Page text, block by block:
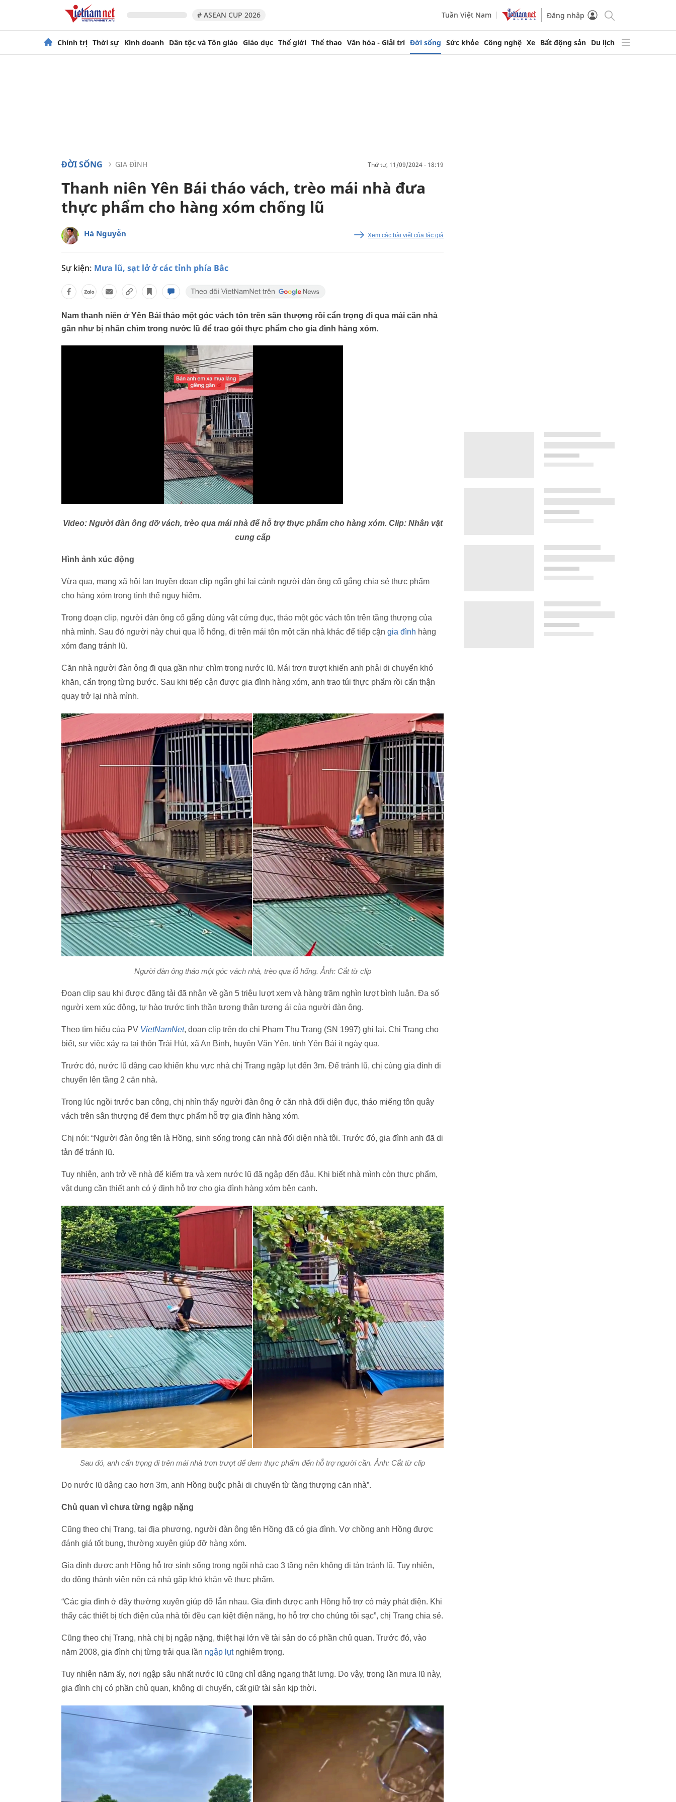
# ASEAN CUP 2026 Tuần Việt Nam Đăng nhập
Chính trị Thời sự Kinh doanh Dân tộc và Tôn giáo Giáo dục Thế giới Thể thao Văn hóa - Giải trí Đời sống Sức khỏe Công nghệ Xe Bất động sản Du lịch
ĐỜI SỐNG GIA ĐÌNH thứ tư, 11/09/2024 - 18:19
Thanh niên Yên Bái tháo vách, trèo mái nhà đưa
thực phẩm cho hàng xóm chống lũ
Hà Nguyễn Xem các bài viết của tác giả
Sự kiện: Mưa lũ, sạt lở ở các tỉnh phía Bắc
Nam thanh niên ở Yên Bái tháo một góc vách tôn trên sân thượng rồi cẩn trọng đi qua mái căn nhà
gần như bị nhấn chìm trong nước lũ để trao gói thực phẩm cho gia đình hàng xóm.
Video: Người đàn ông dỡ vách, trèo qua mái nhà để hỗ trợ thực phẩm cho hàng xóm. Clip: Nhân vật
cung cấp
Hình ảnh xúc động
Vừa qua, mạng xã hội lan truyền đoạn clip ngắn ghi lại cảnh người đàn ông cố gắng chia sẻ thực phẩm
cho hàng xóm trong tình thế nguy hiểm.
Trong đoạn clip, người đàn ông cố gắng dùng vật cứng đục, tháo một góc vách tôn trên tầng thượng của
nhà mình. Sau đó người này chui qua lỗ hổng, đi trên mái tôn một căn nhà khác để tiếp cận gia đình hàng
xóm đang tránh lũ.
Căn nhà người đàn ông đi qua gần như chìm trong nước lũ. Mái trơn trượt khiến anh phải di chuyển khó
khăn, cẩn trọng từng bước. Sau khi tiếp cận được gia đình hàng xóm, anh trao túi thực phẩm rồi cẩn thận
quay trở lại nhà mình.
Người đàn ông tháo một góc vách nhà, trèo qua lỗ hổng. Ảnh: Cắt từ clip
Đoạn clip sau khi được đăng tải đã nhận về gần 5 triệu lượt xem và hàng trăm nghìn lượt bình luận. Đa số
người xem xúc động, tự hào trước tinh thần tương thân tương ái của người đàn ông.
Theo tìm hiểu của PV VietNamNet, đoạn clip trên do chị Phạm Thu Trang (SN 1997) ghi lại. Chị Trang cho
biết, sự việc xảy ra tại thôn Trái Hút, xã An Bình, huyện Văn Yên, tỉnh Yên Bái ít ngày qua.
Trước đó, nước lũ dâng cao khiến khu vực nhà chị Trang ngập lụt đến 3m. Để tránh lũ, chị cùng gia đình di
chuyển lên tầng 2 căn nhà.
Trong lúc ngồi trước ban công, chị nhìn thấy người đàn ông ở căn nhà đối diện đục, tháo miếng tôn quây
vách trên sân thượng để đem thực phẩm hỗ trợ gia đình hàng xóm.
Chị nói: “Người đàn ông tên là Hồng, sinh sống trong căn nhà đối diện nhà tôi. Trước đó, gia đình anh đã di
tản để tránh lũ.
Tuy nhiên, anh trở về nhà để kiểm tra và xem nước lũ đã ngập đến đâu. Khi biết nhà mình còn thực phẩm,
vật dụng cần thiết anh có ý định hỗ trợ cho gia đình hàng xóm bên cạnh.
Sau đó, anh cẩn trọng đi trên mái nhà trơn trượt để đem thực phẩm đến hỗ trợ người cần. Ảnh: Cắt từ clip
Do nước lũ dâng cao hơn 3m, anh Hồng buộc phải di chuyển từ tầng thượng căn nhà”.
Chủ quan vì chưa từng ngập nặng
Cũng theo chị Trang, tại địa phương, người đàn ông tên Hồng đã có gia đình. Vợ chồng anh Hồng được
đánh giá tốt bụng, thường xuyên giúp đỡ hàng xóm.
Gia đình được anh Hồng hỗ trợ sinh sống trong ngôi nhà cao 3 tầng nên không di tản tránh lũ. Tuy nhiên,
do đông thành viên nên cả nhà gặp khó khăn về thực phẩm.
“Các gia đình ở đây thường xuyên giúp đỡ lẫn nhau. Gia đình được anh Hồng hỗ trợ có máy phát điện. Khi
thấy các thiết bị tích điện của nhà tôi đều cạn kiệt điện năng, họ hỗ trợ cho chúng tôi sạc”, chị Trang chia sẻ.
Cũng theo chị Trang, nhà chị bị ngập nặng, thiệt hại lớn về tài sản do có phần chủ quan. Trước đó, vào
năm 2008, gia đình chị từng trải qua lần ngập lụtnghiêm trọng.
Tuy nhiên năm ấy, nơi ngập sâu nhất nước lũ cũng chỉ dâng ngang thắt lưng. Do vậy, trong lần mưa lũ này,
gia đình chị có phần chủ quan, không di chuyển, cất giữ tài sản kịp thời.